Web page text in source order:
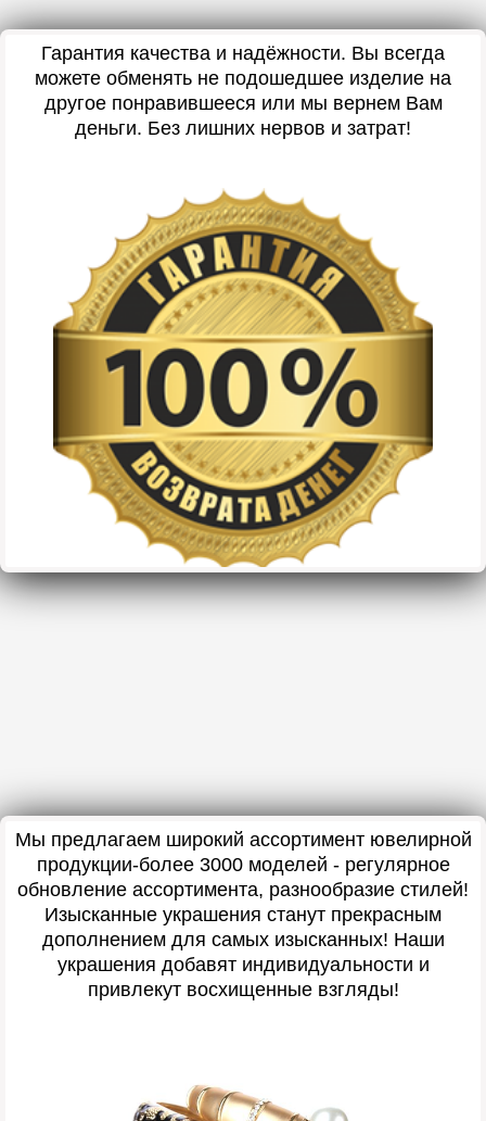
Гарантия качества и надёжности. Вы всегда
можете обменять не подошедшее изделие на
другое понравившееся или мы вернем Вам
деньги. Без лишних нервов и затрат!
Мы предлагаем широкий ассортимент ювелирной
продукции-более 3000 моделей - регулярное
обновление ассортимента, разнообразие стилей!
Изысканные украшения станут прекрасным
дополнением для самых изысканных! Наши
украшения добавят индивидуальности и
привлекут восхищенные взгляды!